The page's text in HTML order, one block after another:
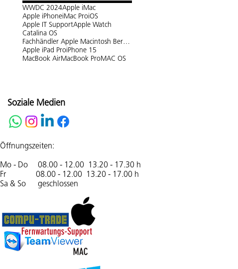
WWDC 2024Apple iMac
Apple iPhoneiMac ProiOS
Apple IT SupportApple Watch
Catalina OS
Fachhändler Apple Macintosh Bern Schweiz
Apple iPad ProiPhone 15
MacBook AirMacBook ProMAC OS
Soziale Medien
Öffnungszeiten:
Mo - Do 08.00 - 12.00 13.20 - 17.30 h
Fr 08.00 - 12.00 13.20 - 17.00 h
Sa & So geschlossen